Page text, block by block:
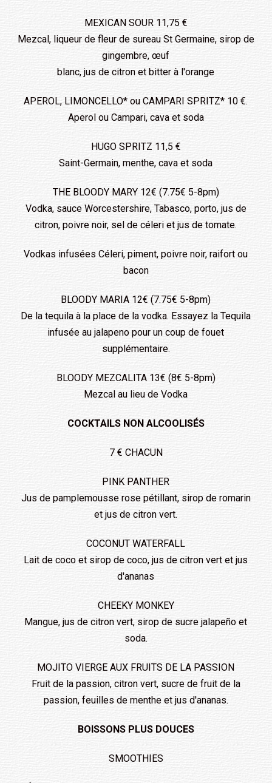
MEXICAN SOUR 11,75 €
Mezcal, liqueur de fleur de sureau St Germaine, sirop de
gingembre, œuf
blanc, jus de citron et bitter à l'orange
APEROL, LIMONCELLO* ou CAMPARI SPRITZ* 10 €.
Aperol ou Campari, cava et soda
HUGO SPRITZ 11,5 €
Saint-Germain, menthe, cava et soda
THE BLOODY MARY 12€ (7.75€ 5-8pm)
Vodka, sauce Worcestershire, Tabasco, porto, jus de
citron, poivre noir, sel de céleri et jus de tomate.
Vodkas infusées Céleri, piment, poivre noir, raifort ou
bacon
BLOODY MARIA 12€ (7.75€ 5-8pm)
De la tequila à la place de la vodka. Essayez la Tequila
infusée au jalapeno pour un coup de fouet
supplémentaire.
BLOODY MEZCALITA 13€ (8€ 5-8pm)
Mezcal au lieu de Vodka
COCKTAILS NON ALCOOLISÉS
7 € CHACUN
PINK PANTHER
Jus de pamplemousse rose pétillant, sirop de romarin
et jus de citron vert.
COCONUT WATERFALL
Lait de coco et sirop de coco, jus de citron vert et jus
d'ananas
CHEEKY MONKEY
Mangue, jus de citron vert, sirop de sucre jalapeño et
soda.
MOJITO VIERGE AUX FRUITS DE LA PASSION
Fruit de la passion, citron vert, sucre de fruit de la
passion, feuilles de menthe et jus d'ananas.
BOISSONS PLUS DOUCES
SMOOTHIES